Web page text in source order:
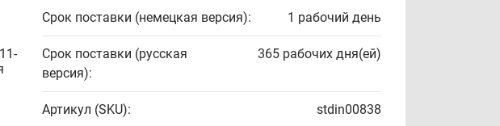
Срок поставки (немецкая версия): 1 рабочий день
Срок поставки (русская
версия):
365 рабочих дня(ей)
Артикул (SKU): stdin00838